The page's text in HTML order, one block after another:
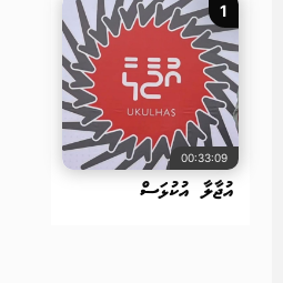
1
00:33:09
އުޖާލާ އުކުޅަސް